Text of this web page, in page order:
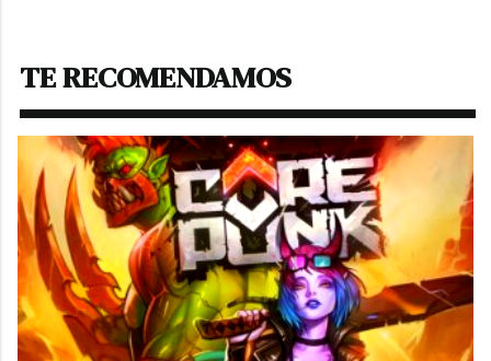
TE RECOMENDAMOS